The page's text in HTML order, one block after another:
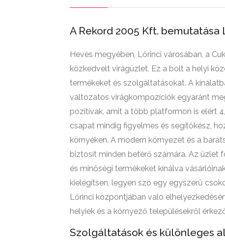
A Rekord 2005 Kft. bemutatása
Heves megyében, Lőrinci városában, a
közkedvelt virágüzlet. Ez a bolt a helyi
termékeket és szolgáltatásokat. A
változatos virágkompozíciók egyaránt
pozitívak, amit a több platformon is elért
csapat mindig figyelmes és segítőkész,
környéken. A modern környezet és a
biztosít minden betérő számára. Az üzlet
és minőségi termékeket kínálva
kielégítsen, legyen szó egy egyszerű
Lőrinci központjában való
helyiek és a környező településekről
Szolgáltatások és különleges